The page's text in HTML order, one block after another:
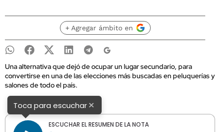
+ Agregar ámbito en
Una alternativa que dejó de ocupar un lugar secundario, para
convertirse en una de las elecciones más buscadas en peluquerías y
salones de todo el país.
Toca para escuchar×
ESCUCHAR EL RESUMEN DE LA NOTA